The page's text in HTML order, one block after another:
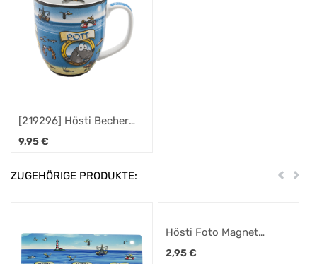
[219296] Hösti Becher
Bullauge Moin Moin Moin
9,95€
ZUGEHÖRIGE PRODUKTE: Zurück
Hösti Foto Magnet
ca.8x5cm Bullauge Moin
2,95€